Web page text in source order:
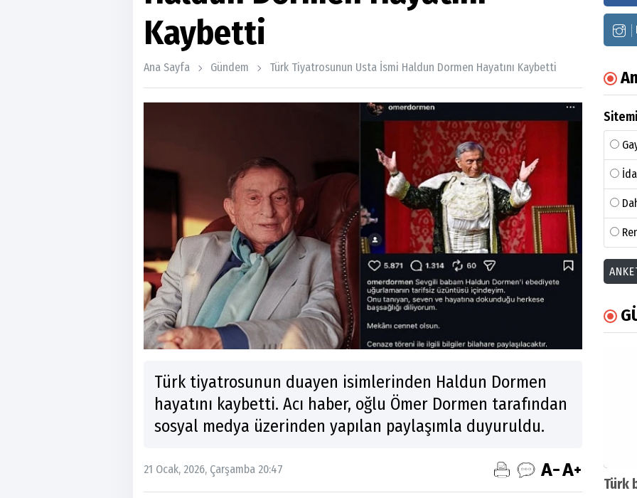
Kaybetti
Ana Sayfa Gündem Türk Tiyatrosunun Usta İsmi Haldun Dormen Hayatını Kaybetti
Türk tiyatrosunun duayen isimlerinden Haldun Dormen
hayatını kaybetti. Acı haber, oğlu Ömer Dormen tarafından
sosyal medya üzerinden yapılan paylaşımla duyuruldu.
21 Ocak, 2026, Çarşamba 20:47
Türk